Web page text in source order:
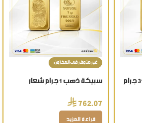
اونصة الذهب سبيكة 31.1 جرام
غير متوفر فى المخزون
سبيكة ذهب 1 جرام شعار
⃁ 762.07
قراءة المزيد